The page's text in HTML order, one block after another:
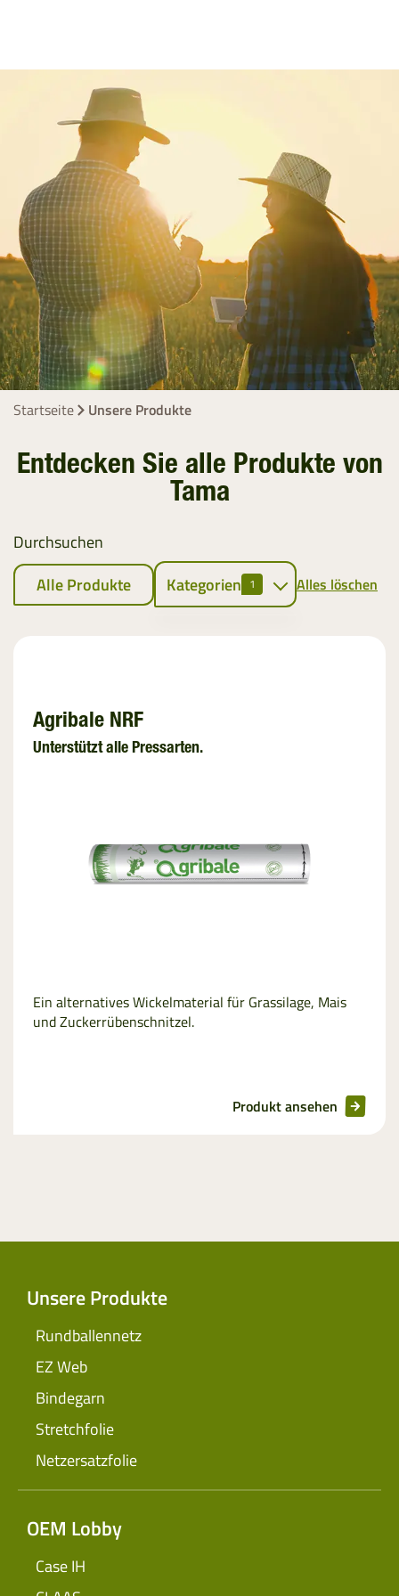
Startseite Unsere Produkte
Entdecken Sie alle Produkte von
Tama
Durchsuchen
Alle Produkte
Kategorien 1
Ballenpressen
Bindegarn
Alles löschen
Agribale NRF
Unterstützt alle Pressarten.
Ein alternatives Wickelmaterial für Grassilage, Mais
und Zuckerrübenschnitzel.
Produkt ansehen
Unsere Produkte
Rundballennetz
EZ Web
Bindegarn
Stretchfolie
Netzersatzfolie
OEM Lobby
Case IH